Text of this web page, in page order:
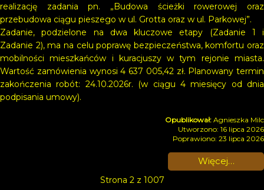
realizację zadania pn. „Budowa ścieżki rowerowej oraz
przebudowa ciągu pieszego w ul. Grotta oraz w ul. Parkowej”.
Zadanie, podzielone na dwa kluczowe etapy (Zadanie 1 i
Zadanie 2), ma na celu poprawę bezpieczeństwa, komfortu oraz
mobilności mieszkańców i kuracjuszy w tym rejonie miasta.
Wartość zamówienia wynosi 4 637 005,42 zł. Planowany termin
zakończenia robót: 24.10.2026r. (w ciągu 4 miesięcy od dnia
podpisania umowy).
Agnieszka Milc
Utworzono: 16 lipca 2026
Poprawiono: 23 lipca 2026
Więcej…
Strona 2 z 1007